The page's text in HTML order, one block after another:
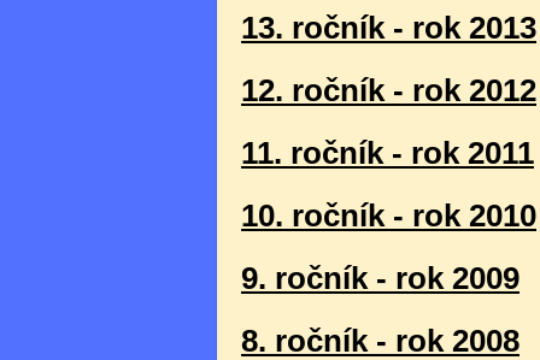
13. ročník - rok 2013
12. ročník - rok 2012
11. ročník - rok 2011
10. ročník - rok 2010
9. ročník - rok 2009
8. ročník - rok 2008